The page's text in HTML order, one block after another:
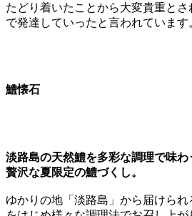
たどり着いたことから大変貴重と
で発達していったと言われています
鱧懐石
淡路島の天然鱧を多彩な調理で味わ
贅沢な夏限定の鱧づくし。
ゆかりの地「淡路島」から届けら